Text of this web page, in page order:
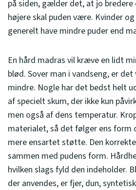
på siden, gælder det, at jo bredere
højere skal puden være. Kvinder
generelt have mindre puder end
En hård madras vil kræve en lidt
blød. Sover man i vandseng, er
mindre. Nogle har det bedst helt
af specielt skum, der ikke kun
men også af dens temperatur.
materialet, så det følger ens form
mere ensartet støtte. Den
sammen med pudens form.
hvilken slags fyld den indeholder.
der anvendes, er fjer, dun,